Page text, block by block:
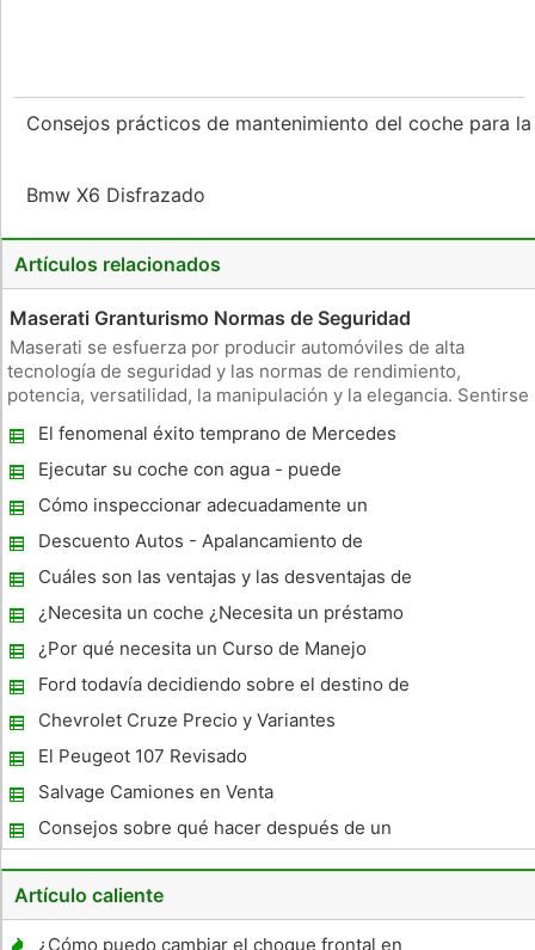
Consejos prácticos de mantenimiento del coche para
Bmw X6 Disfrazado
Artículos relacionados
Maserati Granturismo Normas de Seguridad
Maserati se esfuerza por producir automóviles de alta
tecnología de seguridad y las normas de rendimiento,
potencia, versatilidad, la manipulación y la elegancia. Sentirse
placer de conducir. La dirección asistida electrónica
proporciona el aga
El fenomenal éxito temprano de Mercedes
Ejecutar su coche con agua - puede
realmente trabajar y ahorrar dinero
Cómo inspeccionar adecuadamente un
coche usado antes de comprarlo
Descuento Autos - Apalancamiento de
Internet
Cuáles son las ventajas y las desventajas de
obtener un préstamo de bitácora en
Economía?
¿Necesita un coche ¿Necesita un préstamo
de coche
¿Por qué necesita un Curso de Manejo
Defensivo
Ford todavía decidiendo sobre el destino de
Volvo
Chevrolet Cruze Precio y Variantes
El Peugeot 107 Revisado
Salvage Camiones en Venta
Consejos sobre qué hacer después de un
accidente de coche
Artículo caliente
¿Cómo puedo cambiar el choque frontal en